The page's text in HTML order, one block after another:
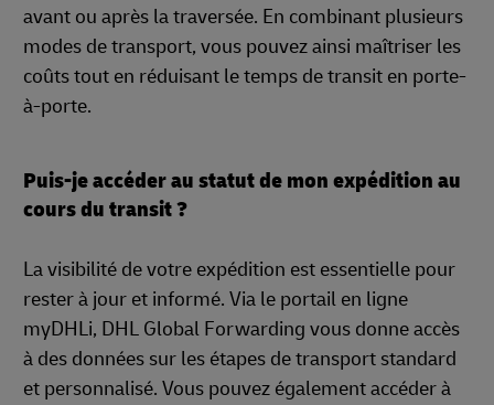
avant ou après la traversée. En combinant plusieurs
modes de transport, vous pouvez ainsi maîtriser les
coûts tout en réduisant le temps de transit en porte-
à-porte.
Puis-je accéder au statut de mon expédition au
cours du transit ?
La visibilité de votre expédition est essentielle pour
rester à jour et informé. Via le portail en ligne
myDHLi, DHL Global Forwarding vous donne accès
à des données sur les étapes de transport standard
et personnalisé. Vous pouvez également accéder à